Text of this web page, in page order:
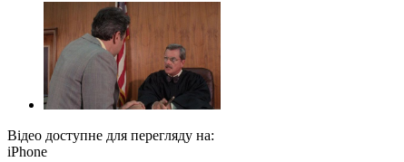
Відео доступне для перегляду на:
iPhone